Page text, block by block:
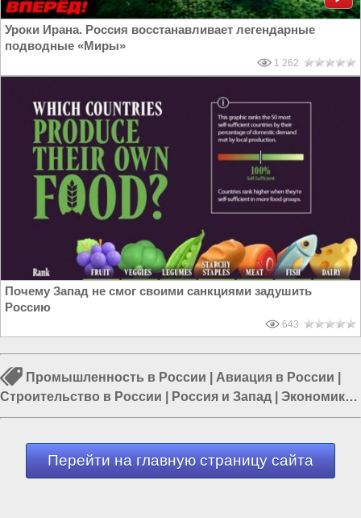
Уроки Ирана. Россия восстанавливает легендарные
подводные «Миры»
1 262
Почему Запад не смог своими санкциями задушить
Россию
643
Промышленность в России Авиация в России
Строительство в России
Россия и Запад
Экономика
в России|Россия и Евразия|Строительство заводов
Перейти на главную страницу сайта